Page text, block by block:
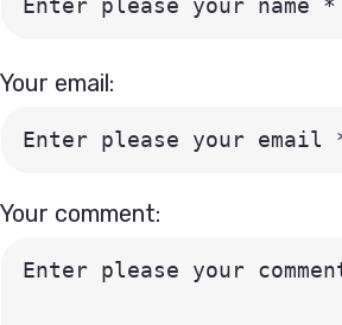
Your comment:
Your email: